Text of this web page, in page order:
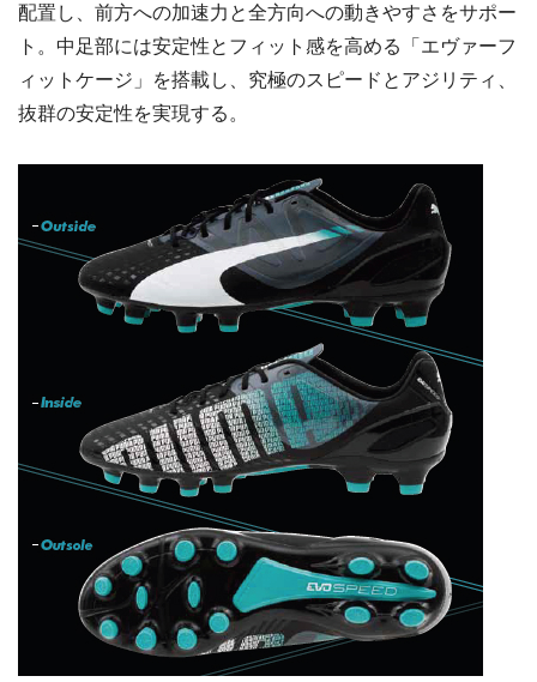
配置し、前方への加速力と全方向への動きやすさをサポー
ト。中足部には安定性とフィット感を高める「エヴァーフ
ィットケージ」を搭載し、究極のスピードとアジリティ、
抜群の安定性を実現する。